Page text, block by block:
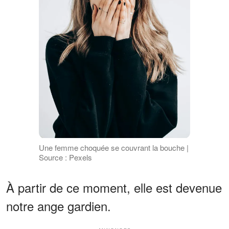
Une femme choquée se couvrant la bouche |
Source : Pexels
À partir de ce moment, elle est devenue
notre ange gardien.